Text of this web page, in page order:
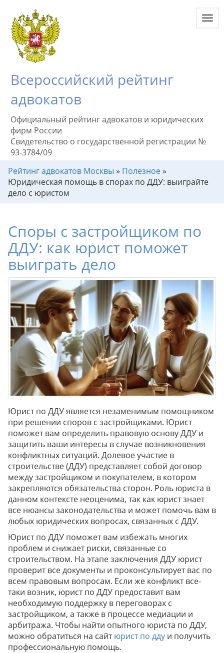
Всероссийский рейтинг
адвокатов
Официальный рейтинг адвокатов и юридических
фирм России
Свидетельство о государственной регистрации №
93-3784/09
Рейтинг адвокатов Москвы » Полезное»
Юридическая помощь в спорах по ДДУ: выиграйте
дело с юристом
Споры с застройщиком по
ДДУ: как юрист поможет
выиграть дело
Юрист по ДДУ является незаменимым помощником
при решении споров с застройщиками. Юрист
поможет вам определить правовую основу ДДУ и
защитить ваши интересы в случае возникновения
конфликтных ситуаций. Долевое участие в
строительстве (ДДУ) представляет собой договор
между застройщиком и покупателем, в котором
закрепляются обязательства сторон. Роль юриста в
данном контексте неоценима, так как юрист знает
все нюансы законодательства и может помочь вам в
любых юридических вопросах, связанных с ДДУ.
Юрист по ДДУ поможет вам избежать многих
проблем и снижает риски, связанные со
строительством. На этапе заключения ДДУ юрист
проверит все документы и проконсультирует вас по
всем правовым вопросам. Если же конфликт все-
таки возник, юрист по ДДУ предоставит вам
необходимую поддержку в переговорах с
застройщиком, а также в процессе медиации и
арбитража. Чтобы найти опытного юриста по ДДУ,
можно обратиться на сайтюрист по дду и получить
профессиональную помощь.